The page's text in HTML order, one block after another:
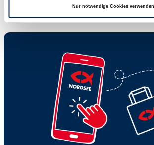
Nur notwendige Cookies verwenden